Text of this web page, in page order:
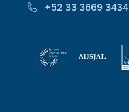
+52 33 3669 3434